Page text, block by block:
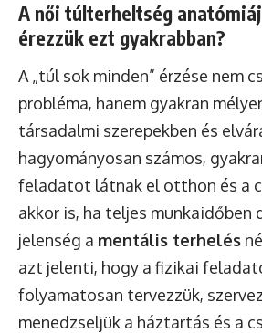
A női túlterheltség
érezzük ezt gyakrabban?
A „túl sok minden” érzése nem
probléma, hanem gyakran
társadalmi szerepekben és
hagyományosan számos,
feladatot látnak el otthon és a
akkor is, ha teljes munkaidőben
jelenség a mentális terhelés
azt jelenti, hogy a fizikai
folyamatosan tervezzük,
menedzseljük a háztartás és a